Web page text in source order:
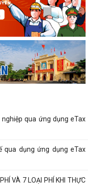
qua ứng dụng eTax
qua dụng ứng dụng eTax
VÀ 7 LOẠI PHÍ KHI THỰC